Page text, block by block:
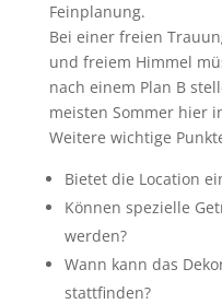
Feinplanung.
Bei einer freien
und freiem Himmel
nach einem Plan B
meisten Sommer hier
Weitere wichtige
Bietet die Location
Können spezielle
werden?
Wann kann das
stattfinden?